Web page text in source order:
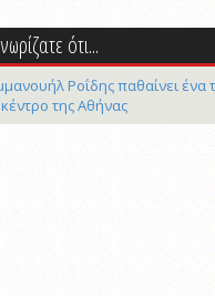
ότι...
Ροΐδης παθαίνει ένα
της Αθήνας